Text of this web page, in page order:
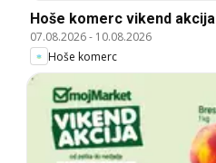
Hoše komerc vikend akcija
07.08.2026- 10.08.2026
Hoše komerc